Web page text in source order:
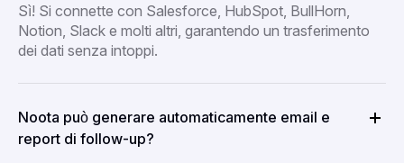
Sì! Si connette con Salesforce, HubSpot, BullHorn,
Notion, Slack e molti altri, garantendo un trasferimento
dei dati senza intoppi.
Noota può generare automaticamente email e
report di follow-up?